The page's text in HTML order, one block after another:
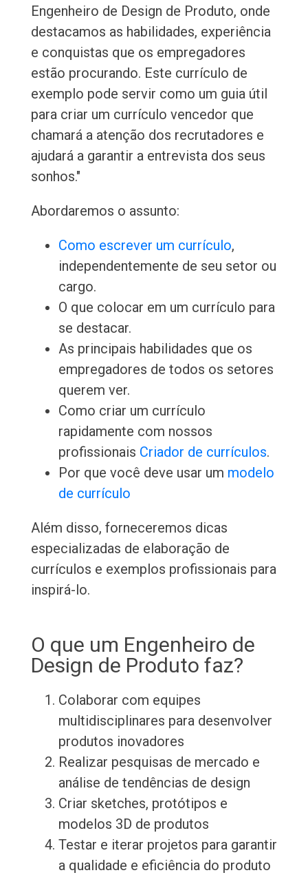
Engenheiro de Design de Produto, onde
destacamos as habilidades, experiência
e conquistas que os empregadores
estão procurando. Este currículo de
exemplo pode servir como um guia útil
para criar um currículo vencedor que
chamará a atenção dos recrutadores e
ajudará a garantir a entrevista dos seus
sonhos."
Abordaremos o assunto:
Como escrever um currículo,
independentemente de seu setor ou
cargo.
O que colocar em um currículo para
se destacar.
As principais habilidades que os
empregadores de todos os setores
querem ver.
Como criar um currículo
rapidamente com nossos
profissionais Criador de currículos.
Por que você deve usar um modelo
de currículo
Além disso, forneceremos dicas
especializadas de elaboração de
currículos e exemplos profissionais para
inspirá-lo.
O que um Engenheiro de
Design de Produto faz?
Colaborar com equipes
multidisciplinares para desenvolver
produtos inovadores
Realizar pesquisas de mercado e
análise de tendências de design
Criar sketches, protótipos e
modelos 3D de produtos
Testar e iterar projetos para garantir
a qualidade e eficiência do produto